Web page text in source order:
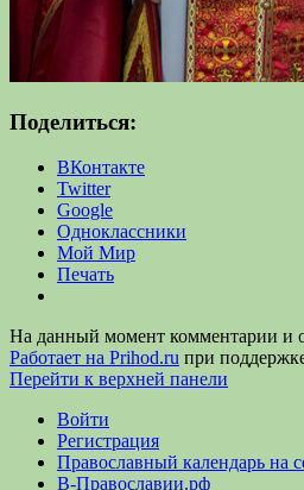
Поделиться:
ВКонтакте
Twitter
Google
Одноклассники
Мой Мир
Печать
На данный момент комментарии и
Работает на Prihod.ru при
Перейти к верхней панели
Войти
Регистрация
Православный календарь на
В-Православии.рф